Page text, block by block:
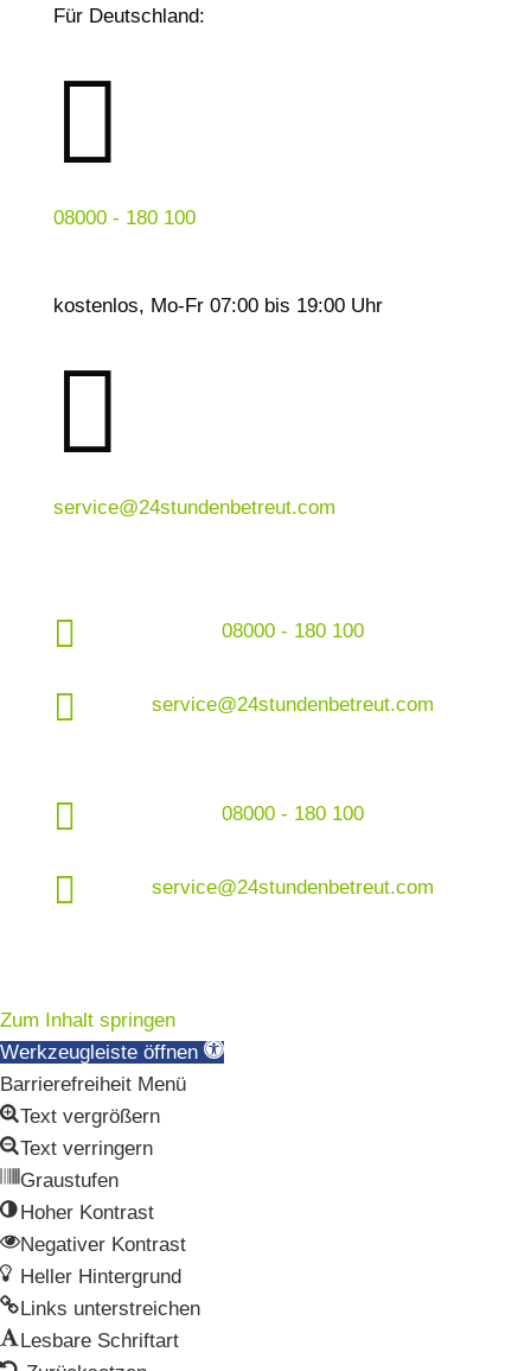
Für Deutschland:

08000 - 180 100
kostenlos, Mo-Fr 07:00 bis 19:00 Uhr

service@24stundenbetreut.com
 08000 - 180 100
 service@24stundenbetreut.com
 08000 - 180 100
 service@24stundenbetreut.com
Zum Inhalt springen
Werkzeugleiste öffnen
Barrierefreiheit Menü
Text vergrößern
Text verringern
Graustufen
Hoher Kontrast
Negativer Kontrast
Heller Hintergrund
Links unterstreichen
Lesbare Schriftart